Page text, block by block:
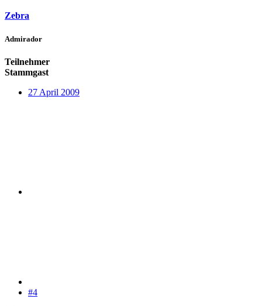
Zebra
Admirador
Teilnehmer
Stammgast
27 April 2009
#4